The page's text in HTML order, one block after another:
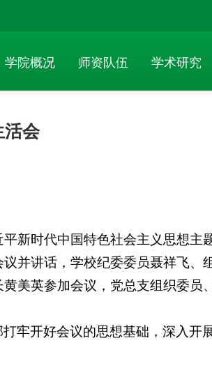
学院概况 师资队伍 学术研究
活会
新时代中国特色社会主义思想主
并讲话，学校纪委委员聂祥飞、
美英参加会议，党总支组织委员
牢开好会议的思想基础，深入开